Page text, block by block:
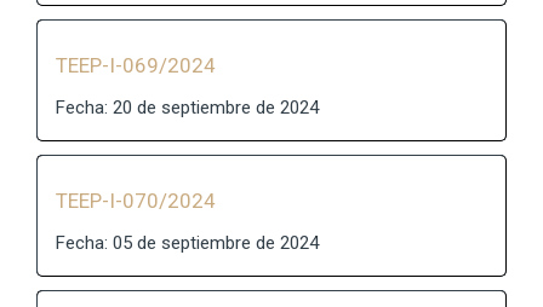
TEEP-I-069/2024
Fecha: 20 de septiembre de 2024
TEEP-I-070/2024
Fecha: 05 de septiembre de 2024